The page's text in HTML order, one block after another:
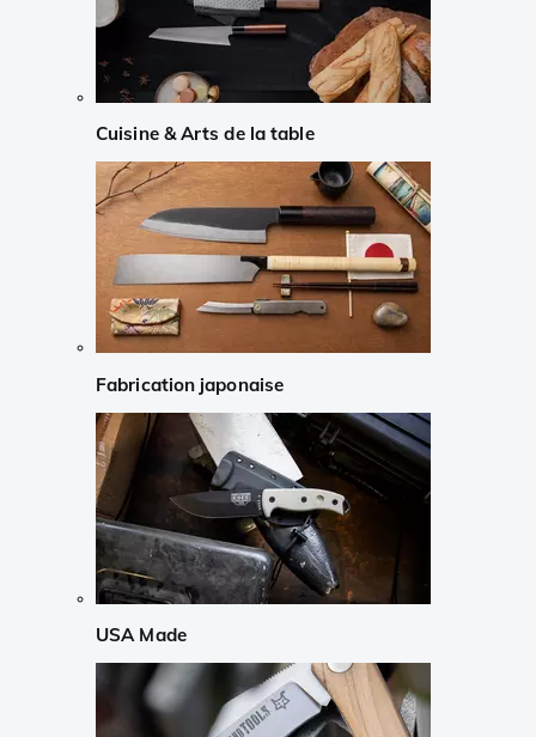
Cuisine & Arts de la table
Fabrication japonaise
USA Made